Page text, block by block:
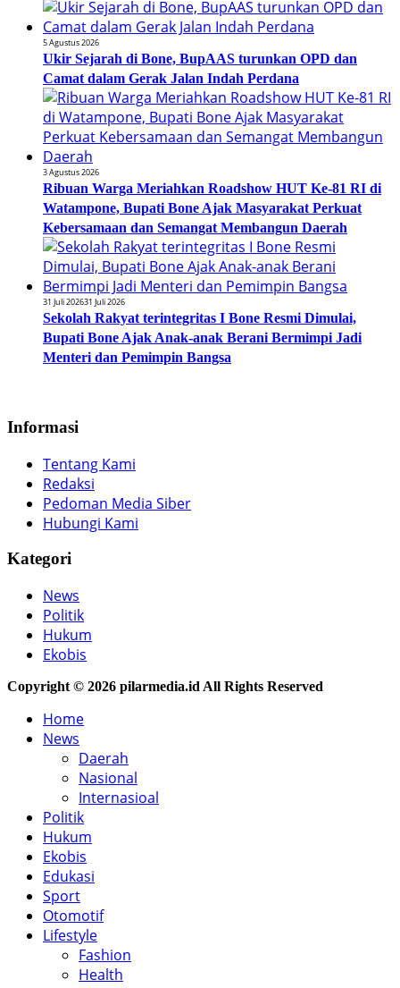
5 Agustus 2026
Ukir Sejarah di Bone, BupAAS turunkan OPD dan
Camat dalam Gerak Jalan Indah Perdana
3 Agustus 2026
Ribuan Warga Meriahkan Roadshow HUT Ke-81 RI di
Watampone, Bupati Bone Ajak Masyarakat Perkuat
Kebersamaan dan Semangat Membangun Daerah
31 Juli 202631 Juli 2026
Sekolah Rakyat terintegritas I Bone Resmi Dimulai,
Bupati Bone Ajak Anak-anak Berani Bermimpi Jadi
Menteri dan Pemimpin Bangsa
Informasi
Tentang Kami
Redaksi
Pedoman Media Siber
Hubungi Kami
Kategori
News
Politik
Hukum
Ekobis
Copyright © 2026 pilarmedia.id All Rights Reserved
Home
News
Daerah
Nasional
Internasioal
Politik
Hukum
Ekobis
Edukasi
Sport
Otomotif
Lifestyle
Fashion
Health